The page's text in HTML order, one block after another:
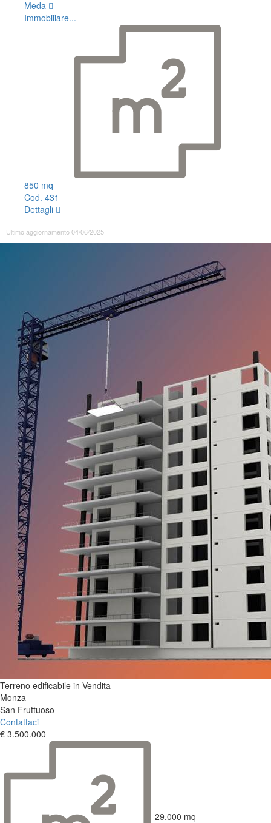
Meda
Immobiliare...
850 mq
Cod. 431
Dettagli
Ultimo aggiornamento 04/06/2025
Terreno edificabile in Vendita
Monza
San Fruttuoso
Contattaci
€ 3.500.000
29.000 mq